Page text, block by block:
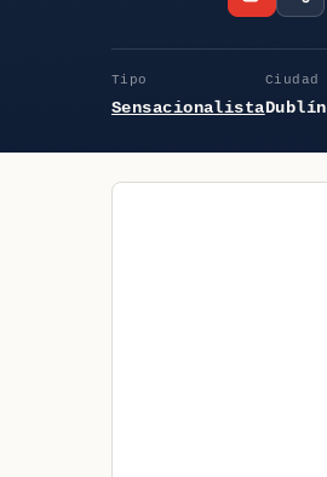
Tipo
Sensacionalista
Ciudad
Dublín